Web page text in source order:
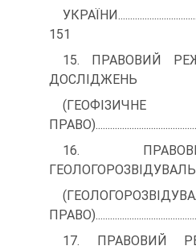
151
15. ПРАВОВИЙ
ДОСЛІДЖЕНЬ
(ГЕОФІЗИЧНЕ
16.
17. ПРАВОВИЙ